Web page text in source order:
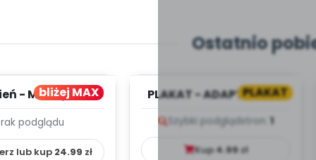
Ostatnio
bliżej MAX
- MIESIĘCZNY
–
podglądu
lub kup 24.99 zł
PLAKAT
PLAKAT - ADAPTACJA -
Szybki podgląd stron: 1
Kup4.99zł